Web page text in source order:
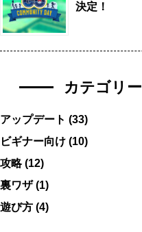
決定！
カテゴリー
アップデート (33)
ビギナー向け (10)
攻略(12)
裏ワザ(1)
遊び方 (4)